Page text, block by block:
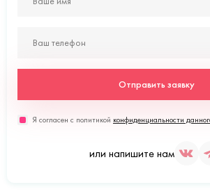
Отправить заявку
Я согласен с политикой конфиденциальности
или напишите нам